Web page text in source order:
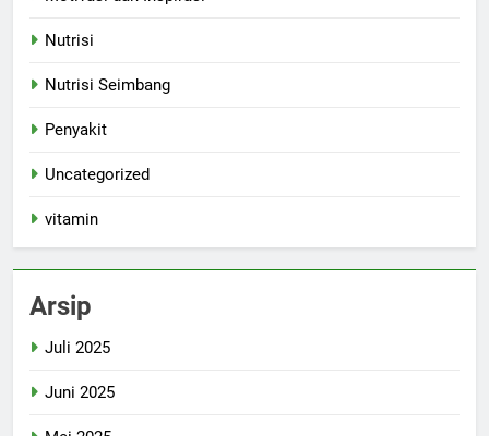
Nutrisi
Nutrisi Seimbang
Penyakit
Uncategorized
vitamin
Arsip
Juli 2025
Juni 2025